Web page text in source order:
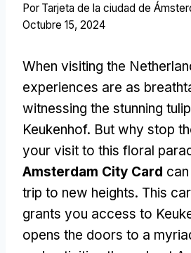
Por Tarjeta de la ciudad de
Octubre 15, 2024
When visiting the
experiences are as
witnessing the stunning
Keukenhof. But why stop
your visit to this floral
Amsterdam City Card
trip to new heights. This
grants you access to
opens the doors to a